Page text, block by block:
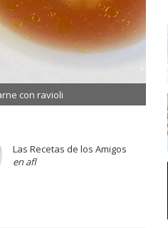
con ravioli
Las Recetas de los Amigos
en afl